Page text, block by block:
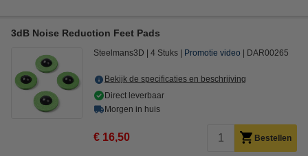
3dB Noise Reduction Feet Pads
Steelmans3D 4 Stuks Promotie video DAR00265
Bekijk de specificaties en beschrijving
Direct leverbaar
Morgen in huis
€ 16,50 Bestellen